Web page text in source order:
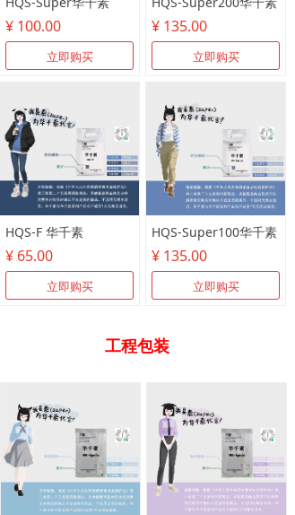
¥ 100.00
立即购买
¥ 135.00
立即购买
HQS-F 华千素
¥ 65.00
立即购买
HQS-Super100华千素
¥ 135.00
立即购买
工程包装